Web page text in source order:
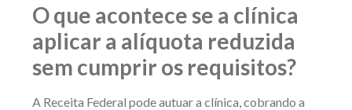
O que acontece se a clínica
aplicar a alíquota reduzida
sem cumprir os requisitos?
A Receita Federal pode autuar a clínica, cobrando a